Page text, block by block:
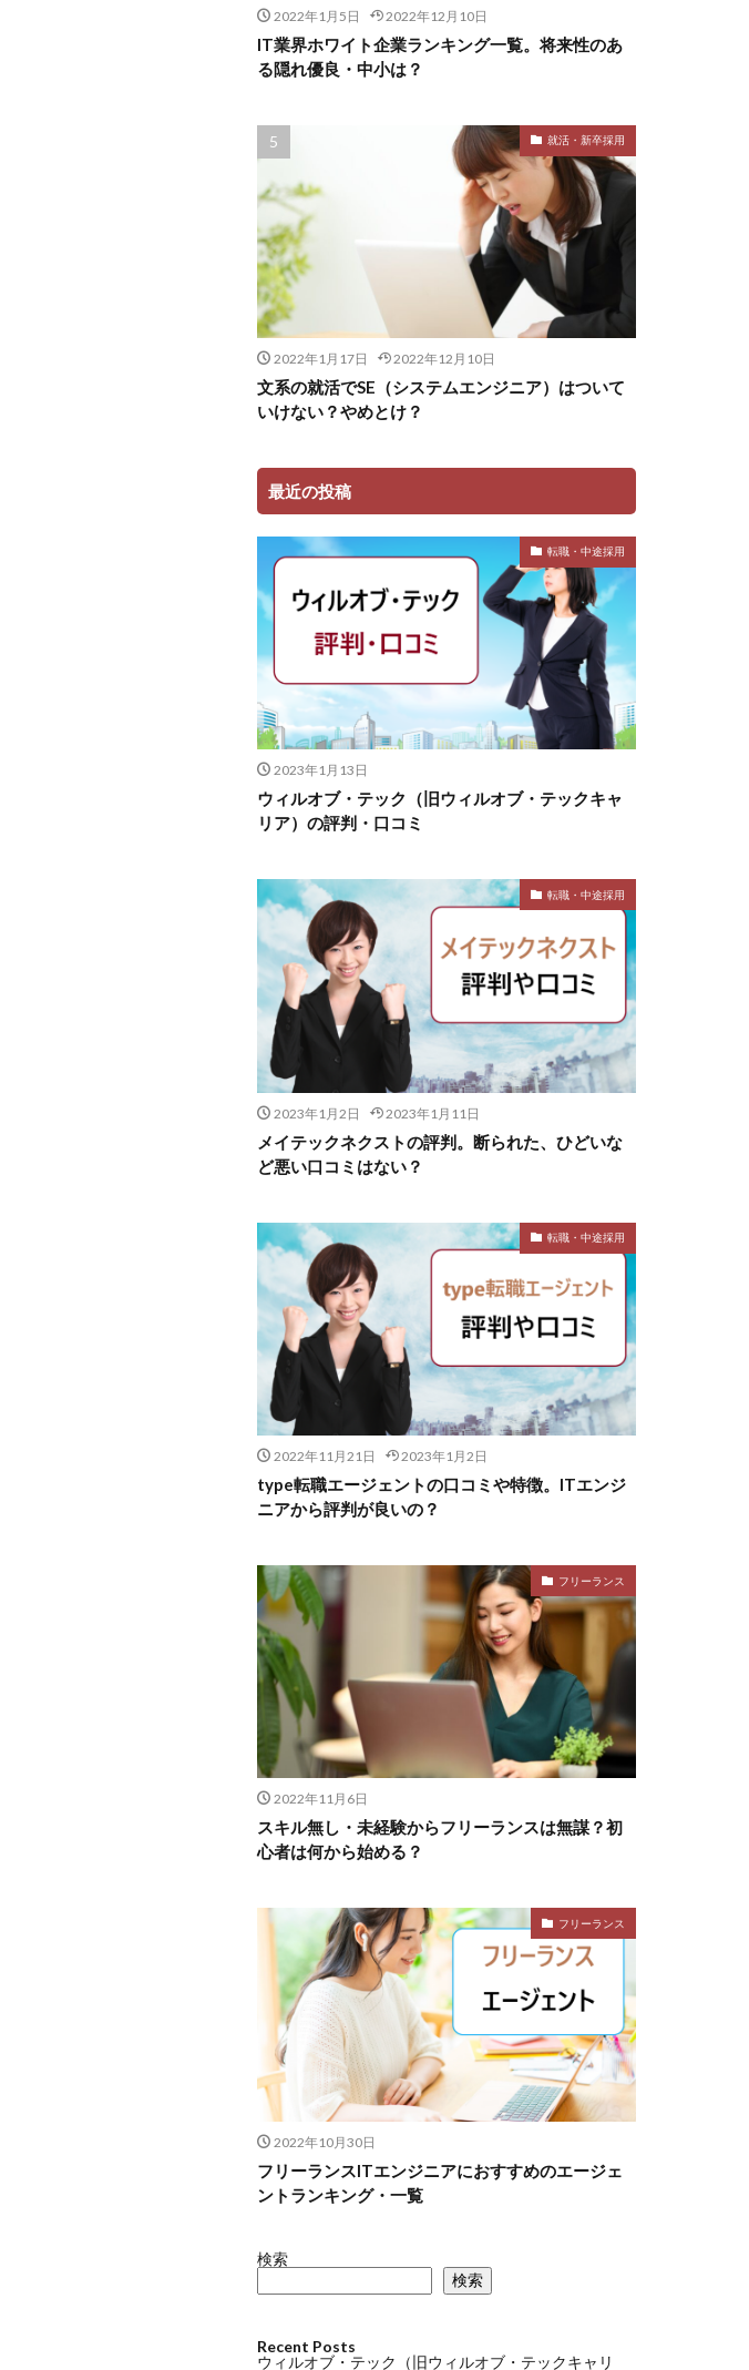
2022年1月5日 2022年12月10日
IT業界ホワイト企業ランキング一覧。将来性のあ
る隠れ優良・中小は？
就活・新卒採用
2022年1月17日 2022年12月10日
文系の就活でSE（システムエンジニア）はついて
いけない？やめとけ？
最近の投稿
転職・中途採用
2023年1月13日
ウィルオブ・テック（旧ウィルオブ・テックキャ
リア）の評判・口コミ
転職・中途採用
2023年1月2日 2023年1月11日
メイテックネクストの評判。断られた、ひどいな
ど悪い口コミはない？
転職・中途採用
2022年11月21日 2023年1月2日
type転職エージェントの口コミや特徴。ITエンジ
ニアから評判が良いの？
フリーランス
2022年11月6日
スキル無し・未経験からフリーランスは無謀？初
心者は何から始める？
フリーランス
2022年10月30日
フリーランスITエンジニアにおすすめのエージェ
ントランキング・一覧
検索
検索
Recent Posts
ウィルオブ・テック（旧ウィルオブ・テックキャリ